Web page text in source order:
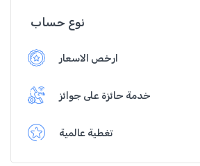
نوع حساب
ارخص الاسعار
خدمة حائزة على جوائز
تغطية عالمية